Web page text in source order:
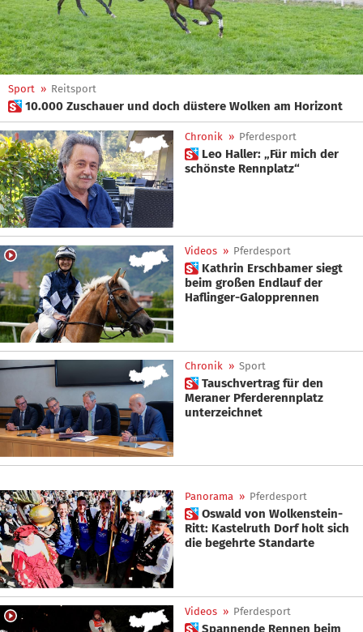
Sport » Reitsport
 10.000 Zuschauer und doch düstere Wolken am Horizont
Chronik » Pferdesport
 Leo Haller: „Für mich der
schönste Rennplatz“
Videos » Pferdesport
 Kathrin Erschbamer siegt
beim großen Endlauf der
Haflinger-Galopprennen
Chronik » Sport
 Tauschvertrag für den
Meraner Pferderennplatz
unterzeichnet
Panorama » Pferdesport
 Oswald von Wolkenstein-
Ritt: Kastelruth Dorf holt sich
die begehrte Standarte
Videos » Pferdesport
 Spannende Rennen beim